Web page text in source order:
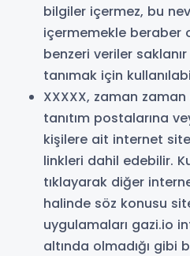
bilgiler içermez, bu
içermemekle beraber
benzeri veriler saklanır
tanımak için
XXXXX, zaman
tanıtım postalarına
kişilere ait internet
linkleri dahil edebilir.
tıklayarak diğer
halinde söz konusu
uygulamaları gazi.io
altında olmadığı gibi